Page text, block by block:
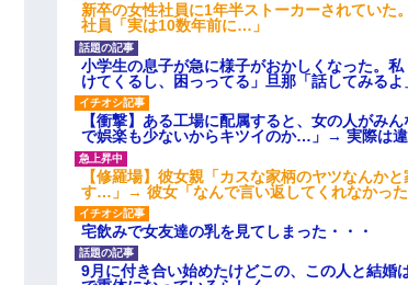
新卒の女性社員に1年半ストーカーされてい
社員「実は10数年前に…」
小学生の息子が急に様子がおかしくなった。
けてくるし、困っってる」旦那「話してみる
【衝撃】ある工場に配属すると、女の人がみ
で娯楽も少ないからキツイのか…」→ 実際は
【修羅場】彼女親「カスな家柄のヤツなんか
す…」→ 彼女「なんで言い返してくれなかった
宅飲みで女友達の乳を見てしまった・・・
9月に付き合い始めたけどこの、この人と結婚